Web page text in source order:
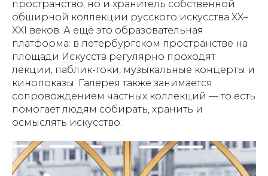
пространство, но и хранитель собственной
обширной коллекции русского искусства XX–
XXI веков. А ещё это образовательная
платформа: в петербургском пространстве на
площади Искусств регулярно проходят
лекции, паблик-токи, музыкальные концерты и
кинопоказы. Галерея также занимается
сопровождением частных коллекций — то есть
помогает людям собирать, хранить и
осмыслять искусство.